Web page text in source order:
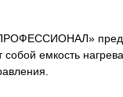
емкость